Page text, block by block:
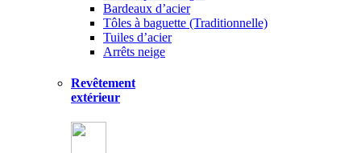
Bardeaux d’acier
Tôles à baguette (Traditionnelle)
Tuiles d’acier
Arrêts neige
Revêtement
extérieur